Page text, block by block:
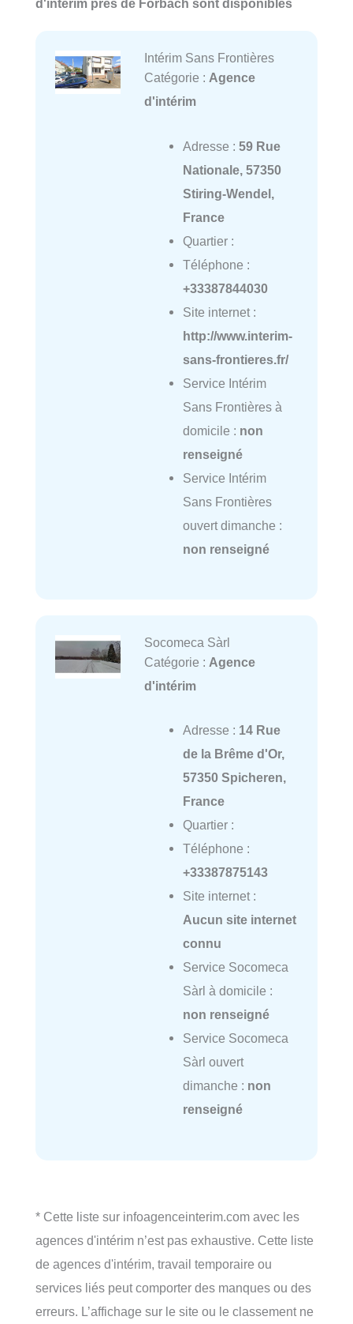
d'intérim près de Forbach sont disponibles
Intérim Sans Frontières
Catégorie : Agence
d'intérim
Adresse : 59 Rue
Nationale, 57350
Stiring-Wendel,
France
Quartier :
Téléphone :
+33387844030
Site internet :
http://www.interim-
sans-frontieres.fr/
Service Intérim
Sans Frontières à
domicile : non
renseigné
Service Intérim
Sans Frontières
ouvert dimanche :
non renseigné
Socomeca Sàrl
Catégorie : Agence
d'intérim
Adresse : 14 Rue
de la Brême d'Or,
57350 Spicheren,
France
Quartier :
Téléphone :
+33387875143
Site internet :
Aucun site internet
connu
Service Socomeca
Sàrl à domicile :
non renseigné
Service Socomeca
Sàrl ouvert
dimanche : non
renseigné
* Cette liste sur infoagenceinterim.com avec les
agences d'intérim n’est pas exhaustive. Cette liste
de agences d'intérim, travail temporaire ou
services liés peut comporter des manques ou des
erreurs. L’affichage sur le site ou le classement ne